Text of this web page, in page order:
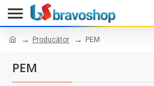
Producător PEM
PEM